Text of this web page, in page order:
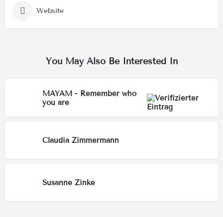
Website
You May Also Be Interested In
MAYAM - Remember who
you are
Claudia Zimmermann
Susanne Zinke